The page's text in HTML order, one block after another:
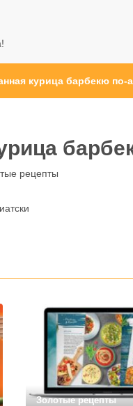
курица барбекю по-
рецепты
Золотые рецепты